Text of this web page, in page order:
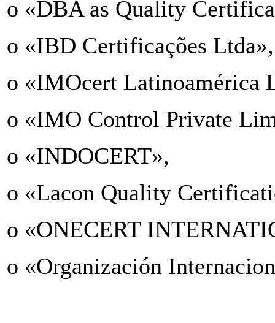
o «DBA as Quality
o «IBD Certificações
o «IMOcert Latinoamérica
o «IMO Control Private
o «INDOCERT»,
o «Lacon Quality
o «ONECERT
o «Organización